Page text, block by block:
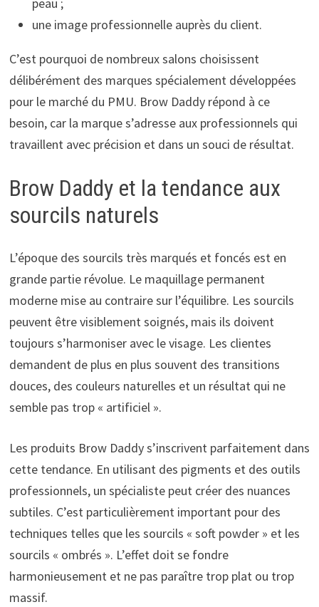
une image professionnelle auprès du client.
C’est pourquoi de nombreux salons choisissent
délibérément des marques spécialement développées
pour le marché du PMU. Brow Daddy répond à ce
besoin, car la marque s’adresse aux professionnels qui
travaillent avec précision et dans un souci de résultat.
Brow Daddy et la tendance aux
sourcils naturels
L’époque des sourcils très marqués et foncés est en
grande partie révolue. Le maquillage permanent
moderne mise au contraire sur l’équilibre. Les sourcils
peuvent être visiblement soignés, mais ils doivent
toujours s’harmoniser avec le visage. Les clientes
demandent de plus en plus souvent des transitions
douces, des couleurs naturelles et un résultat qui ne
semble pas trop « artificiel ».
Les produits Brow Daddy s’inscrivent parfaitement dans
cette tendance. En utilisant des pigments et des outils
professionnels, un spécialiste peut créer des nuances
subtiles. C’est particulièrement important pour des
techniques telles que les sourcils « soft powder » et les
sourcils « ombrés ». L’effet doit se fondre
harmonieusement et ne pas paraître trop plat ou trop
massif.